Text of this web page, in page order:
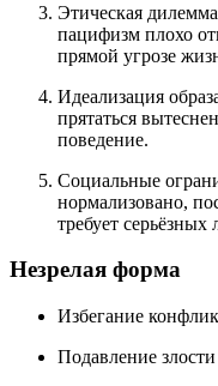
Этическая
пацифизм плохо
прямой угрозе
Идеализация
прятаться
поведение.
Социальные
нормализовано,
требует
Незрелая форма
Избегание
Подавление